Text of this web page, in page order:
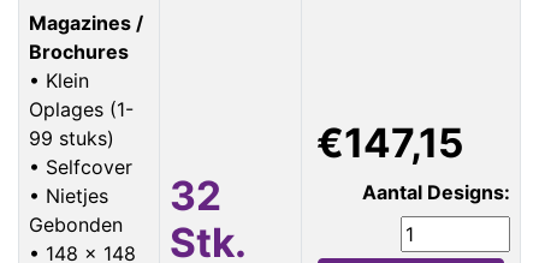
Magazines /
Brochures
• Klein
Oplages (1-
99 stuks)
• Selfcover
• Nietjes
Gebonden
• 148 x 148
32
Stk.
€147,15
Aantal Designs: